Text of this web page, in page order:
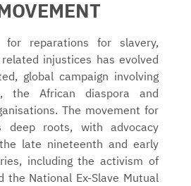
for reparations for slavery,
injustices has evolved
global campaign involving
the African diaspora and
The movement for
deep roots, with advocacy
late nineteenth and early
including the activism of
the National Ex-Slave Mutual